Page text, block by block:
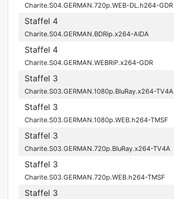
Charite.S04.GERMAN.720p.WEB-DL.h264-GDR
Staffel 4
Charite.S04.GERMAN.BDRip.x264-AIDA
Staffel 4
Charite.S04.GERMAN.WEBRiP.x264-GDR
Staffel 3
Charite.S03.GERMAN.1080p.BluRay.x264-TV4A
Staffel 3
Charite.S03.GERMAN.1080p.WEB.h264-TMSF
Staffel 3
Charite.S03.GERMAN.720p.BluRay.x264-TV4A
Staffel 3
Charite.S03.GERMAN.720p.WEB.h264-TMSF
Staffel 3